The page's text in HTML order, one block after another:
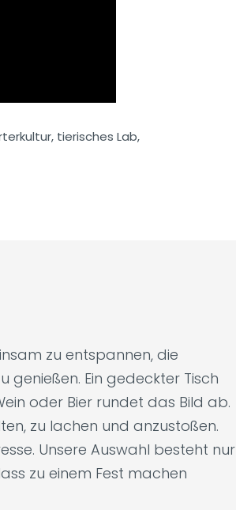
tierisches Lab,
zu entspannen, die
genießen. Ein gedeckter Tisch
oder Bier rundet das Bild ab.
zu lachen und anzustoßen.
Unsere Auswahl besteht nur
zu einem Fest machen